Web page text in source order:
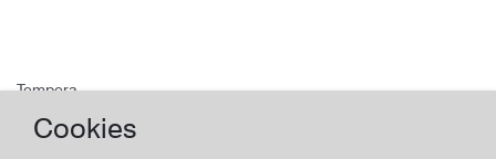
Tempera
Italien - Capri
Cookies